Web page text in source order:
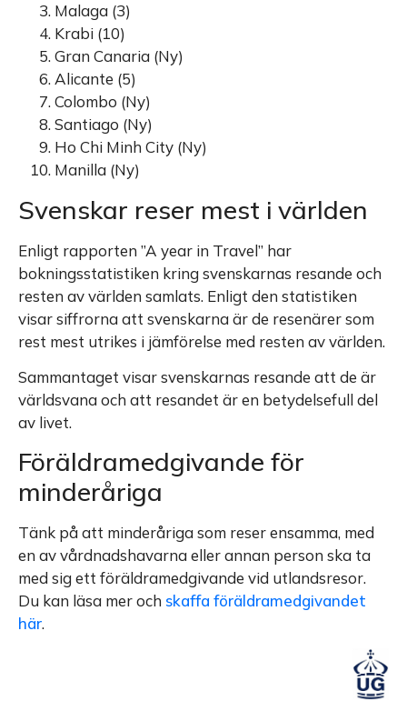
Malaga (3)
Krabi (10)
Gran Canaria (Ny)
Alicante (5)
Colombo (Ny)
Santiago (Ny)
Ho Chi Minh City (Ny)
Manilla (Ny)
Svenskar reser mest i världen
Enligt rapporten ”A year in Travel” har
bokningsstatistiken kring svenskarnas resande och
resten av världen samlats. Enligt den statistiken
visar siffrorna att svenskarna är de resenärer som
rest mest utrikes i jämförelse med resten av världen.
Sammantaget visar svenskarnas resande att de är
världsvana och att resandet är en betydelsefull del
av livet.
Föräldramedgivande för
minderåriga
Tänk på att minderåriga som reser ensamma, med
en av vårdnadshavarna eller annan person ska ta
med sig ett föräldramedgivande vid utlandsresor.
Du kan läsa mer och skaffa föräldramedgivandet
här.